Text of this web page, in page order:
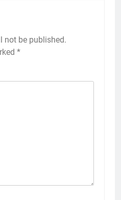
not be published.
*